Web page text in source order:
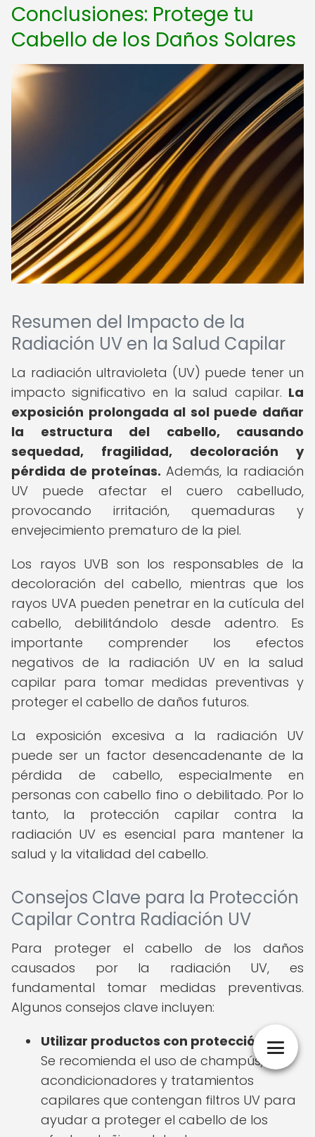
Conclusiones: Protege tu
Cabello de los Daños Solares
Resumen del Impacto de la
Radiación UV en la Salud Capilar
La radiación ultravioleta (UV) puede tener un
impacto significativo en la salud capilar. La
exposición prolongada al sol puede dañar
la estructura del cabello, causando
sequedad, fragilidad, decoloración y
pérdida de proteínas. Además, la radiación
UV puede afectar el cuero cabelludo,
provocando irritación, quemaduras y
envejecimiento prematuro de la piel.
Los rayos UVB son los responsables de la
decoloración del cabello, mientras que los
rayos UVA pueden penetrar en la cutícula del
cabello, debilitándolo desde adentro. Es
importante comprender los efectos
negativos de la radiación UV en la salud
capilar para tomar medidas preventivas y
proteger el cabello de daños futuros.
La exposición excesiva a la radiación UV
puede ser un factor desencadenante de la
pérdida de cabello, especialmente en
personas con cabello fino o debilitado. Por lo
tanto, la protección capilar contra la
radiación UV es esencial para mantener la
salud y la vitalidad del cabello.
Consejos Clave para la Protección
Capilar Contra Radiación UV
Para proteger el cabello de los daños
causados por la radiación UV, es
fundamental tomar medidas preventivas.
Algunos consejos clave incluyen:
Utilizar productos con protección UV:
Se recomienda el uso de champús,
acondicionadores y tratamientos
capilares que contengan filtros UV para
ayudar a proteger el cabello de los